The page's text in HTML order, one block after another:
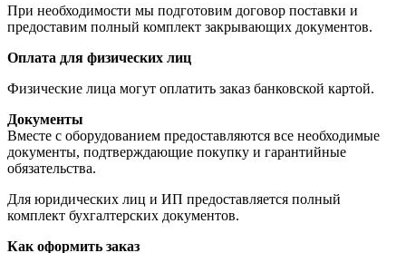
При необходимости мы подготовим договор поставки и
предоставим полный комплект закрывающих документов.
Оплата для физических лиц
Физические лица могут оплатить заказ банковской картой.
Документы
Вместе с оборудованием предоставляются все необходимые
документы, подтверждающие покупку и гарантийные
обязательства.
Для юридических лиц и ИП предоставляется полный
комплект бухгалтерских документов.
Как оформить заказ